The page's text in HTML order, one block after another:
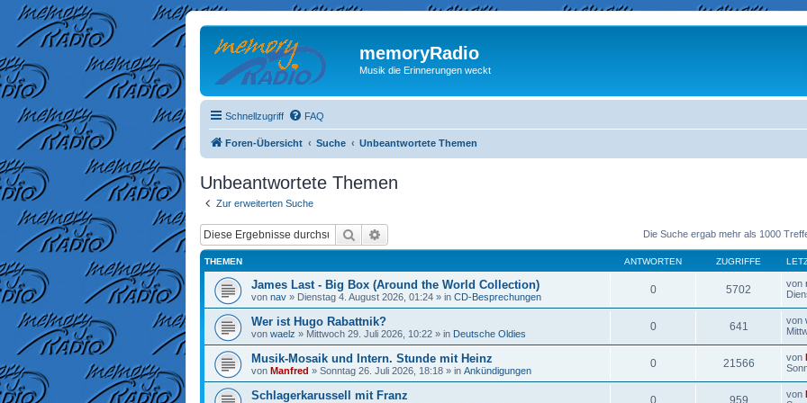
memoryRadio
Musik die Erinnerungen weckt
Schnellzugriff FAQ
Foren-Übersicht Suche Unbeantwortete Themen
Unbeantwortete Themen
Zur erweiterten Suche
Suche Die Suche ergab mehr als 1000
THEMEN ANTWORTEN ZUGRIFFE
James Last - Big Box (Around the World Collection)
von nav » Dienstag 4. August 2026, 01:24 » in CD-Besprechungen
0 5702 von
Wer ist Hugo Rabattnik?
von waelz » Mittwoch 29. Juli 2026, 10:22 » in Deutsche Oldies
0 641 von
Musik-Mosaik und Intern. Stunde mit Heinz
von Manfred » Sonntag 26. Juli 2026, 18:18 » in Ankündigungen
0 21566 von
Schlagerkarussell mit Franz 0 959 von